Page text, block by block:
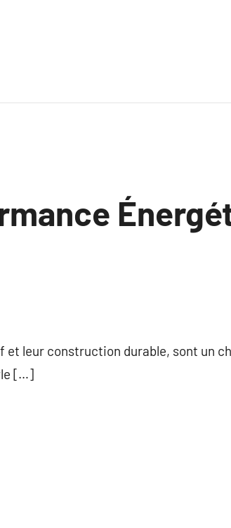
leur construction durable, sont un
[…]